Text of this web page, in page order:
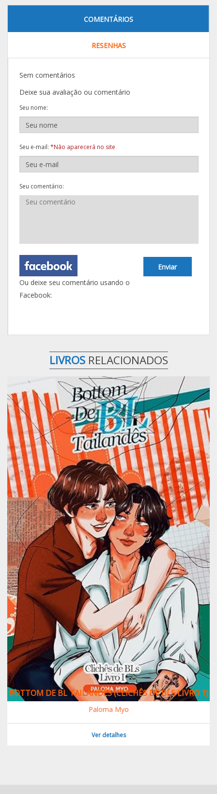
COMENTÁRIOS
RESENHAS
Sem comentários
Deixe sua avaliação ou comentário
Seu nome:
Seu e-mail: *Não aparecerá no site
Seu comentário:
Enviar
Ou deixe seu comentário usando o
Facebook:
LIVROS RELACIONADOS
BOTTOM DE BL TAILANDÊS (CLICHÊS DE BLS LIVRO 1)
Paloma Myo
Ver detalhes